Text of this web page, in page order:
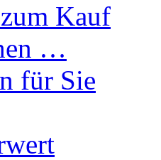
Kauf
…
für Sie